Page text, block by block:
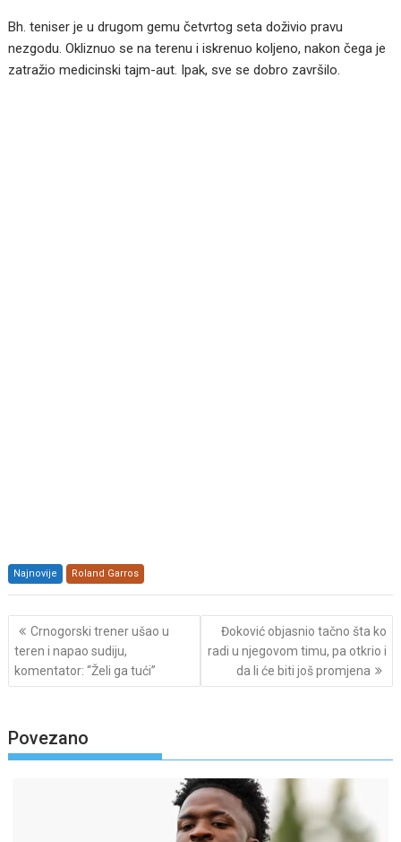
Bh. teniser je u drugom gemu četvrtog seta doživio pravu
nezgodu. Okliznuo se na terenu i iskrenuo koljeno, nakon čega je
zatražio medicinski tajm-aut. Ipak, sve se dobro završilo.
Najnovije Roland Garros
Post
navigation
Crnogorski trener ušao u
teren i napao sudiju,
komentator: “Želi ga tući”
Đoković objasnio tačno šta ko
radi u njegovom timu, pa otkrio i
da li će biti još promjena
Povezano